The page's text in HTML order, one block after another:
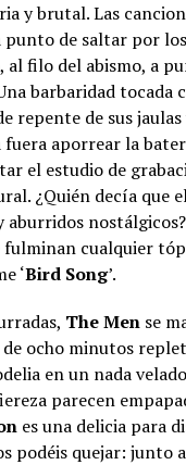
y brutal. Las
punto de saltar por
filo del abismo, a
barbaridad tocada
repente de sus
fuera aporrear la
el estudio de
¿Quién decía que
aburridos
fulminan cualquier
‘Bird Song’.
The Men se
ocho minutos
en un nada
parecen
es una delicia para
podéis quejar: junto a